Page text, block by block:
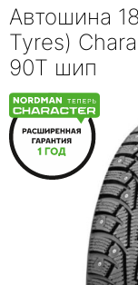
Автошина
Tyres)
90T шип